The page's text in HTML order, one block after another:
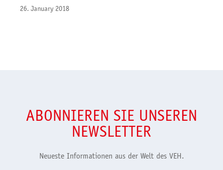
26. January 2018
ABONNIEREN SIE UNSEREN
NEWSLETTER
Neueste Informationen aus der Welt des VEH.